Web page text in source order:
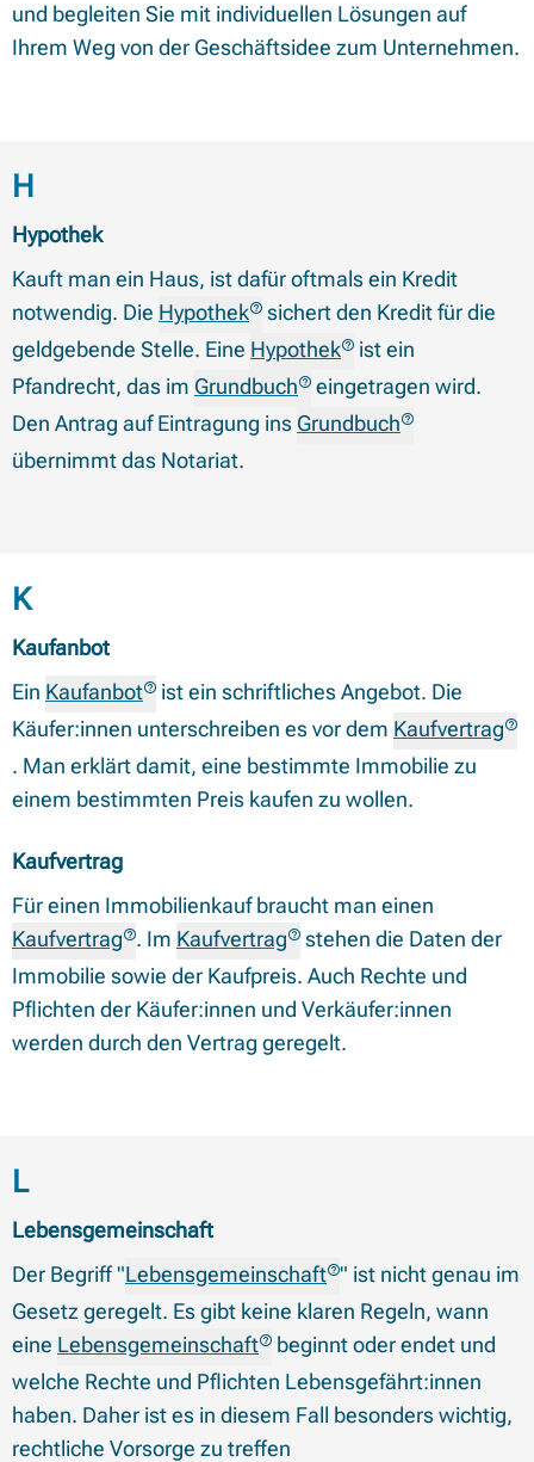
und begleiten Sie mit individuellen Lösungen auf
Ihrem Weg von der Geschäftsidee zum Unternehmen.
Begriffe mit Anfangsbuchstabe
H
Hypothek
Kauft man ein Haus, ist dafür oftmals ein Kredit
notwendig. Die Hypothek
sichert den Kredit für die
geldgebende Stelle. Eine Hypothek
ist ein
Pfandrecht, das im Grundbuch
eingetragen wird.
Den Antrag auf Eintragung ins Grundbuch
übernimmt das Notariat.
Begriffe mit Anfangsbuchstabe
K
Kaufanbot
Ein Kaufanbot
ist ein schriftliches Angebot. Die
Käufer:innen unterschreiben es vor dem Kaufvertrag
. Man erklärt damit, eine bestimmte Immobilie zu
einem bestimmten Preis kaufen zu wollen.
Kaufvertrag
Für einen Immobilienkauf braucht man einen
Kaufvertrag
. Im Kaufvertrag
stehen die Daten der
Immobilie sowie der Kaufpreis. Auch Rechte und
Pflichten der Käufer:innen und Verkäufer:innen
werden durch den Vertrag geregelt.
Begriffe mit Anfangsbuchstabe
L
Lebensgemeinschaft
Der Begriff "Lebensgemeinschaft " ist nicht genau im
Gesetz geregelt. Es gibt keine klaren Regeln, wann
eine Lebensgemeinschaft
beginnt oder endet und
welche Rechte und Pflichten Lebensgefährt:innen
haben. Daher ist es in diesem Fall besonders wichtig,
rechtliche Vorsorge zu treffen